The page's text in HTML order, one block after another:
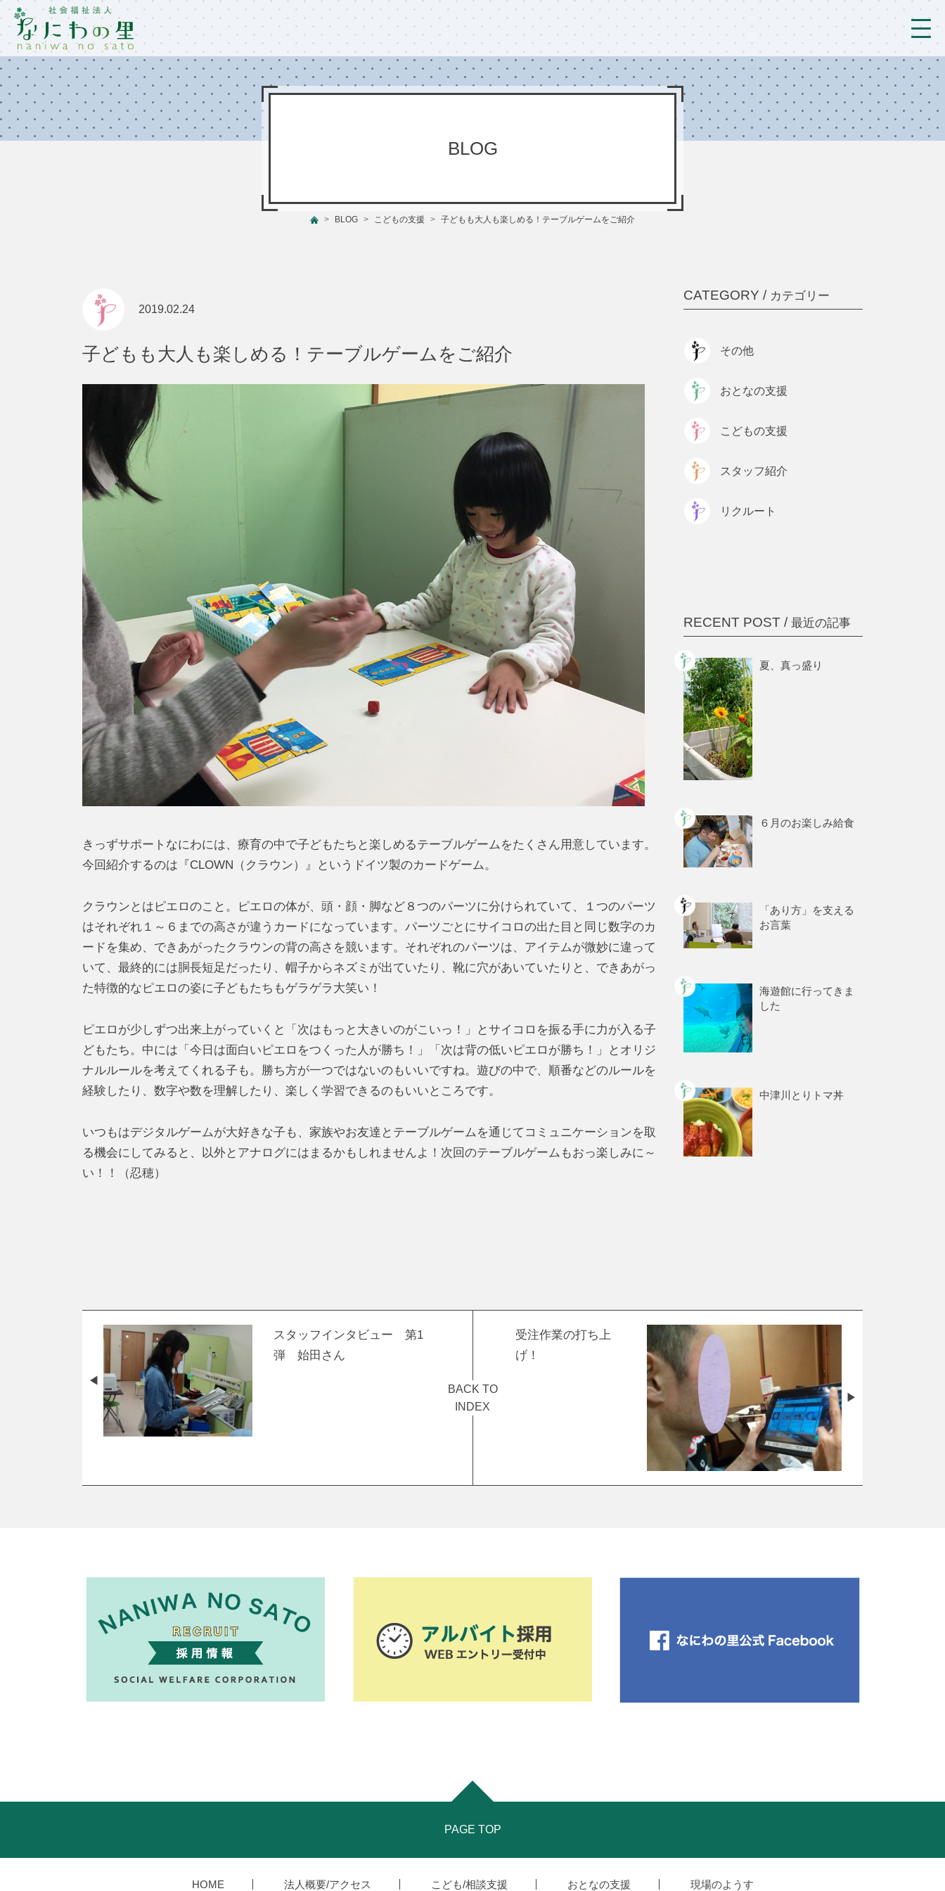
トップ
法人概要/アクセス
ブログ
BLOG
BLOG こどもの支援 子どもも大人も楽しめる！テーブルゲームをご紹介
2019.02.24
子どもも大人も楽しめる！テーブルゲームをご紹介
きっずサポートなにわには、療育の中で子どもたちと楽しめるテーブルゲームをたくさん用意しています。
今回紹介するのは『CLOWN（クラウン）』というドイツ製のカードゲーム。
クラウンとはピエロのこと。ピエロの体が、頭・顔・脚など８つのパーツに分けられていて、１つのパーツ
はそれぞれ１～６までの高さが違うカードになっています。パーツごとにサイコロの出た目と同じ数字のカ
ードを集め、できあがったクラウンの背の高さを競います。それぞれのパーツは、アイテムが微妙に違って
いて、最終的には胴長短足だったり、帽子からネズミが出ていたり、靴に穴があいていたりと、できあがっ
た特徴的なピエロの姿に子どもたちもゲラゲラ大笑い！
ピエロが少しずつ出来上がっていくと「次はもっと大きいのがこいっ！」とサイコロを振る手に力が入る子
どもたち。中には「今日は面白いピエロをつくった人が勝ち！」「次は背の低いピエロが勝ち！」とオリジ
ナルルールを考えてくれる子も。勝ち方が一つではないのもいいですね。遊びの中で、順番などのルールを
経験したり、数字や数を理解したり、楽しく学習できるのもいいところです。
いつもはデジタルゲームが大好きな子も、家族やお友達とテーブルゲームを通じてコミュニケーションを取
る機会にしてみると、以外とアナログにはまるかもしれませんよ！次回のテーブルゲームもおっ楽しみに～
い！！（忍穂）
CATEGORY / カテゴリー
その他
おとなの支援
こどもの支援
スタッフ紹介
リクルート
RECENT POST / 最近の記事
夏、真っ盛り
６月のお楽しみ給食
「あり方」を支える
お言葉
海遊館に行ってきま
した
中津川とりトマ丼
スタッフインタビュー 第1
弾 始田さん
BACK TO
INDEX
受注作業の打ち上
げ！
PAGE TOP
HOME 法人概要/アクセス こども/相談支援 おとなの支援 現場のようす